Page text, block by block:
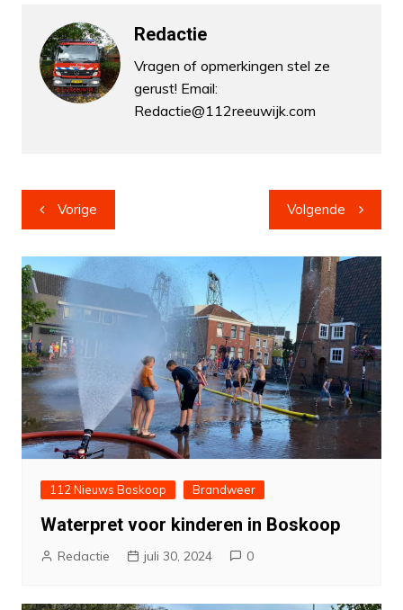
Redactie
Vragen of opmerkingen stel ze
gerust! Email:
Redactie@112reeuwijk.com
Bericht
navigatie
Vorige Volgende
112 Nieuws Boskoop Brandweer
Waterpret voor kinderen in Boskoop
Redactie juli 30, 2024 0